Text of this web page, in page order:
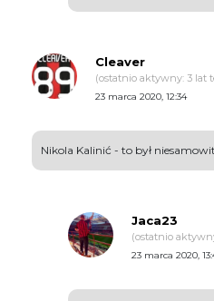
Cleaver
(ostatnio aktywny: 3 lat
23 marca 2020, 12:34
Nikola Kalinić - to był
Jaca23
(ostatnio
23 marca 2020,